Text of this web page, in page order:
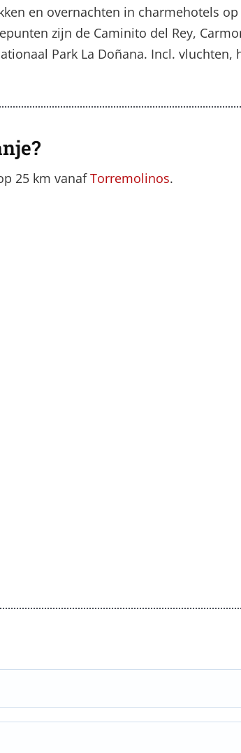
en overnachten in charmehotels op
zijn de Caminito del Rey,
Park La Doñana. Incl. vluchten,
25 km vanafTorremolinos.